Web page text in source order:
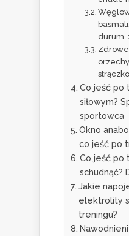
durum,
Zdrowe
Co jeść po
siłowym?
sportowca
Okno
co jeść po
Co jeść po
schudnąć?
Jakie
elektrolity
treningu?